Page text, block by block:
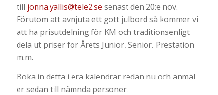
till jonna.yallis@tele2.se senast den 20:e nov.
Förutom att avnjuta ett gott julbord så kommer vi
att ha prisutdelning för KM och traditionsenligt
dela ut priser för Årets Junior, Senior, Prestation
m.m.
Boka in detta i era kalendrar redan nu och anmäl
er sedan till nämnda personer.